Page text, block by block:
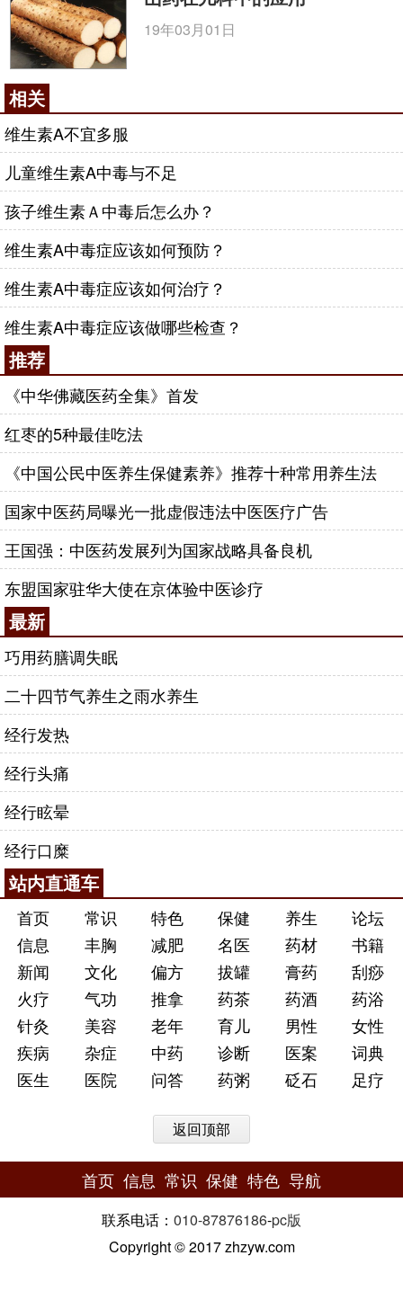
19年03月01日
相关
维生素A不宜多服
儿童维生素A中毒与不足
孩子维生素Ａ中毒后怎么办？
维生素A中毒症应该如何预防？
维生素A中毒症应该如何治疗？
维生素A中毒症应该做哪些检查？
推荐
《中华佛藏医药全集》首发
红枣的5种最佳吃法
《中国公民中医养生保健素养》推荐十种常用养生法
国家中医药局曝光一批虚假违法中医医疗广告
王国强：中医药发展列为国家战略具备良机
东盟国家驻华大使在京体验中医诊疗
最新
巧用药膳调失眠
二十四节气养生之雨水养生
经行发热
经行头痛
经行眩晕
经行口糜
站内直通车
首页 常识 特色 保健 养生
论坛
信息
丰胸 减肥 名医 药材
书籍
新闻
文化 偏方 拔罐 膏药
刮痧
火疗
气功 推拿 药茶 药酒
药浴
针灸
美容 老年 育儿 男性
女性
疾病
杂症 中药 诊断 医案
词典
医生
医院 问答 药粥 砭石 足疗
返回顶部
首页 信息 常识 保健 特色 导航
联系电话： 010-87876186-pc版
Copyright © 2017 zhzyw.com